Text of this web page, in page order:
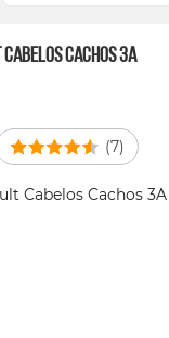
Cachos 3A
(7)